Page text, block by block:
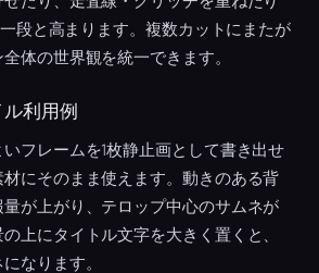
一段と高まります。複数カットにまたが
体の世界観を統一できます。
利用例
フレームを1枚静止画として書き出せ
にそのまま使えます。動きのある背
が上がり、テロップ中心のサムネが
上にタイトル文字を大きく置くと、
なります。